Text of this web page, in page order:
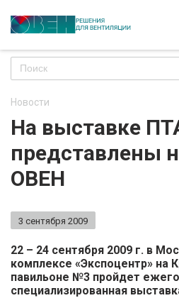
Новости
На выставке
представлены
ОВЕН
3 сентября 2009
22 – 24 сентября 2009 г. в
комплексе «Экспоцентр» на
павильоне №3 пройдет
специализированная